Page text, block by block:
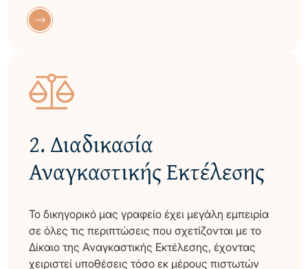
2. Διαδικασία
Αναγκαστικής Εκτέλεσης
Το δικηγορικό μας γραφείο έχει μεγάλη εμπειρία
σε όλες τις περιπτώσεις που σχετίζονται με το
Δίκαιο της Αναγκαστικής Εκτέλεσης, έχοντας
χειριστεί υποθέσεις τόσο εκ μέρους πιστωτών